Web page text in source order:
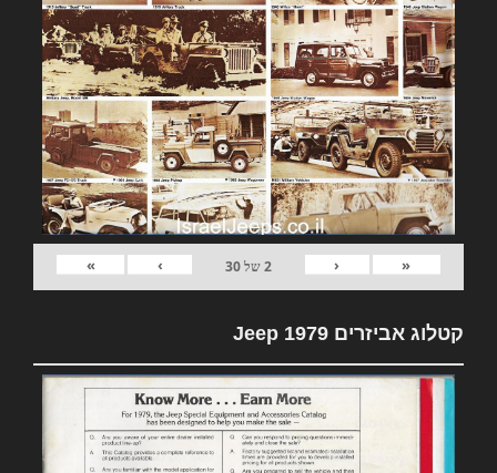
«
‹
2של30
›
»
קטלוג אביזרים 1979 Jeep